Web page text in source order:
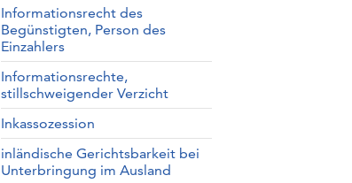
Informationsrecht des
Begünstigten, Person des
Einzahlers
Informationsrechte,
stillschweigender Verzicht
Inkassozession
inländische Gerichtsbarkeit bei
Unterbringung im Ausland